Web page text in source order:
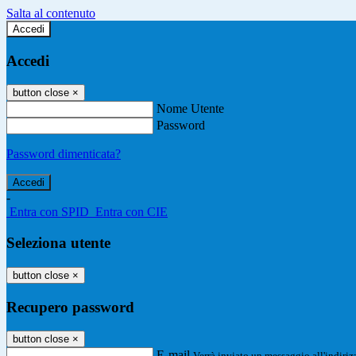
Salta al contenuto
Accedi
Accedi
button close ×
Nome Utente
Password
Password dimenticata?
-
Entra con SPID Entra con CIE
Seleziona utente
button close ×
Recupero password
button close ×